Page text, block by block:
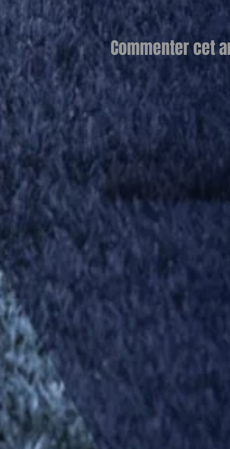
Commenter cet